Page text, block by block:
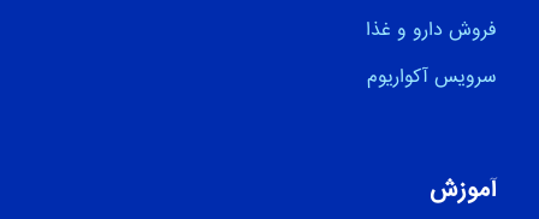
فروش دارو و غذا
سرویس آکواریوم
آموزش